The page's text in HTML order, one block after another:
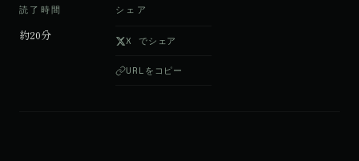
読了時間
約20分
シェア
X でシェア
URLをコピー